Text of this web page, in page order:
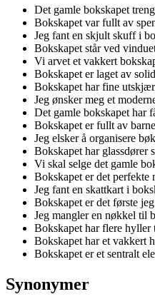
Det gamle bokskapet
Bokskapet var fullt av
Jeg fant en skjult skuff i
Bokskapet står ved
Vi arvet et vakkert
Bokskapet er laget av
Bokskapet har fine
Jeg ønsker meg et
Det gamle bokskapet har
Bokskapet er fullt av
Jeg elsker å organisere
Bokskapet har glassdører
Vi skal selge det gamle
Bokskapet er det perfekte
Jeg fant en skattkart i
Bokskapet er det første
Jeg mangler en nøkkel til
Bokskapet har flere hyller
Bokskapet har et vakkert
Bokskapet er et sentralt
Synonymer